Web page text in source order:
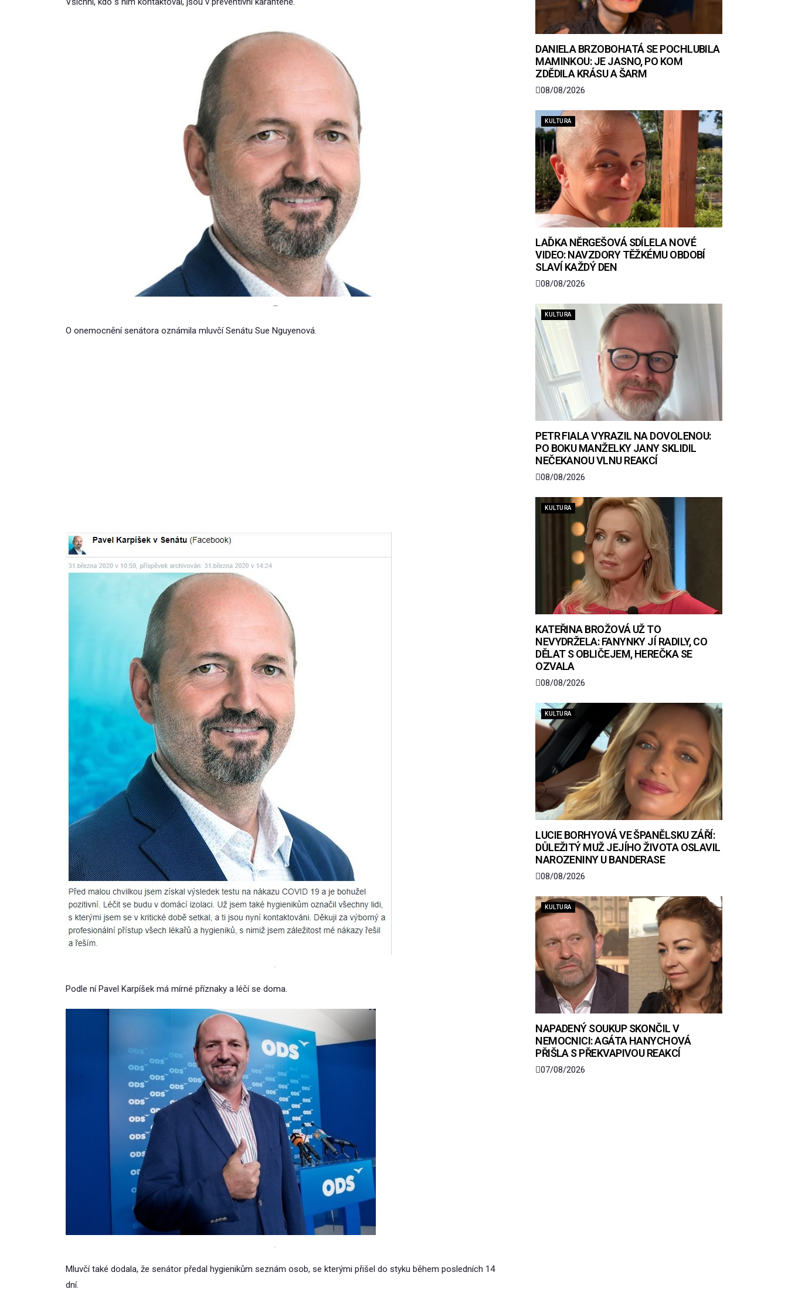
–
O onemocnění senátora oznámila mluvčí Senátu Sue Nguyenová.
.
Podle ní Pavel Karpíšek má mírné příznaky a léčí se doma.
.
Mluvčí také dodala, že senátor předal hygienikům seznám osob, se kterými přišel do styku během posledních 14
dní.
DANIELA BRZOBOHATÁ SE POCHLUBILA
MAMINKOU: JE JASNO, PO KOM
ZDĚDILA KRÁSU A ŠARM
08/08/2026
KULTURA
LAĎKA NĚRGEŠOVÁ SDÍLELA NOVÉ
VIDEO: NAVZDORY TĚŽKÉMU OBDOBÍ
SLAVÍ KAŽDÝ DEN
08/08/2026
KULTURA
PETR FIALA VYRAZIL NA DOVOLENOU:
PO BOKU MANŽELKY JANY SKLIDIL
NEČEKANOU VLNU REAKCÍ
08/08/2026
KULTURA
KATEŘINA BROŽOVÁ UŽ TO
NEVYDRŽELA: FANYNKY JÍ RADILY, CO
DĚLAT S OBLIČEJEM, HEREČKA SE
OZVALA
08/08/2026
KULTURA
LUCIE BORHYOVÁ VE ŠPANĚLSKU ZÁŘÍ:
DŮLEŽITÝ MUŽ JEJÍHO ŽIVOTA OSLAVIL
NAROZENINY U BANDERASE
08/08/2026
KULTURA
NAPADENÝ SOUKUP SKONČIL V
NEMOCNICI: AGÁTA HANYCHOVÁ
PŘIŠLA S PŘEKVAPIVOU REAKCÍ
07/08/2026